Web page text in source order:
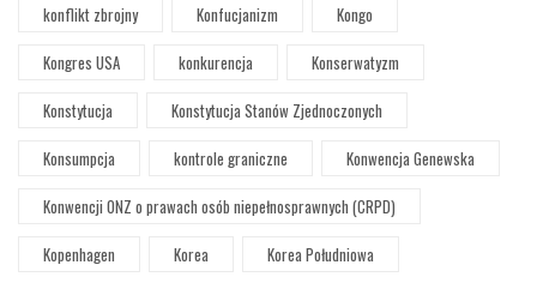
konflikt zbrojny
Konfucjanizm
Kongo
Kongres USA
konkurencja
Konserwatyzm
Konstytucja
Konstytucja Stanów Zjednoczonych
Konsumpcja
kontrole graniczne
Konwencja Genewska
Konwencji ONZ o prawach osób niepełnosprawnych (CRPD)
Kopenhagen
Korea
Korea Południowa